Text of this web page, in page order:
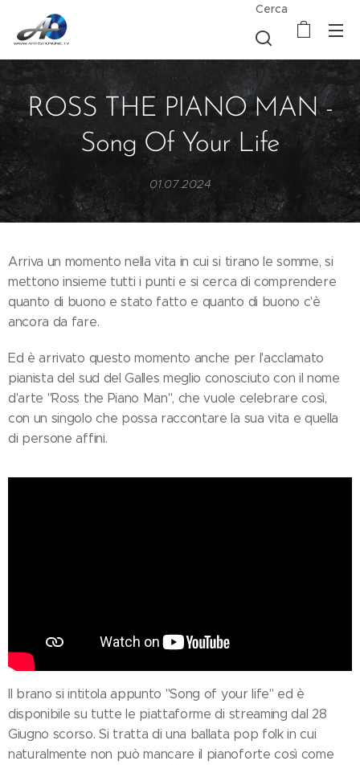
Cerca
ROSS THE PIANO MAN -
Song Of Your Life
01.07.2024
Arriva un momento nella vita in cui si tirano le somme, si
mettono insieme tutti i punti e si cerca di comprendere
quanto di buono e stato fatto e quanto di buono c'è
ancora da fare.
Ed è arrivato questo momento anche per l'acclamato
pianista del sud del Galles meglio conosciuto con il nome
d'arte "Ross the Piano Man", che vuole celebrare così,
con un singolo che possa raccontare la sua vita e quella
di persone affini.
Il brano si intitola appunto "Song of your life" ed è
disponibile su tutte le piattaforme di streaming dal 28
Giugno scorso. Si tratta di una ballata pop folk in cui
naturalmente non può mancare il pianoforte così come